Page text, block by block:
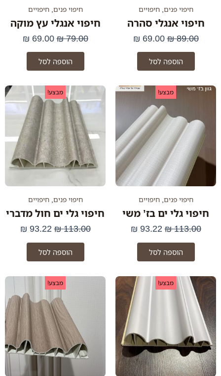
חיפוי פנים ,חיפויים
חיפוי אנגלי סהרה
89.00
₪
69.00
₪
הוספה לסל
חיפוי פנים ,חיפויים
חיפוי אנגלי עץ מוקה
79.00
₪
69.00
₪
הוספה לסל
מבצע!
חיפוי פנים,חיפויים
חיפוי גלי ים בז’ משי
113.00
₪
המחיר
המקורי
היה:
113.00 ₪.
93.22
₪
המחיר
93.22 ₪.
הוספה לסל
מבצע!
חיפוי פנים,חיפויים
חיפוי גלי ים חול מדברי
113.00
₪
המחיר
המקורי
היה:
113.00 ₪.
93.22
₪
₪.
הוספה לסל
מבצע!המחיר
המקורי
המחיר
הנוכחי
הוא:
93.22 ₪.
מבצע!המחיר
המקורי
היה:
113.00 ₪.
הוא:
₪.